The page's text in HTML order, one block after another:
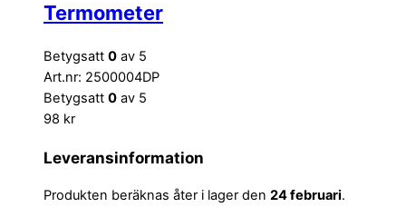
Termometer
Betygsatt 0 av 5
Art.nr: 2500004DP
Betygsatt 0 av 5
98 kr
Leveransinformation
Produkten beräknas åter i lager den 24 februari.